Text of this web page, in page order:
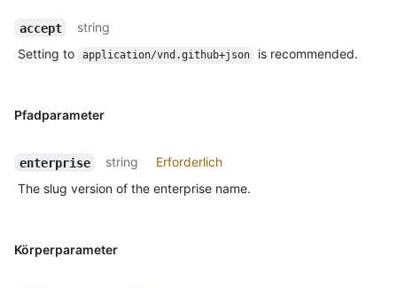
accept
string
Setting to
application/vnd.github+json is recommended.
Pfadparameter
enterprise string
Erforderlich
The slug version of the enterprise name.
Körperparameter